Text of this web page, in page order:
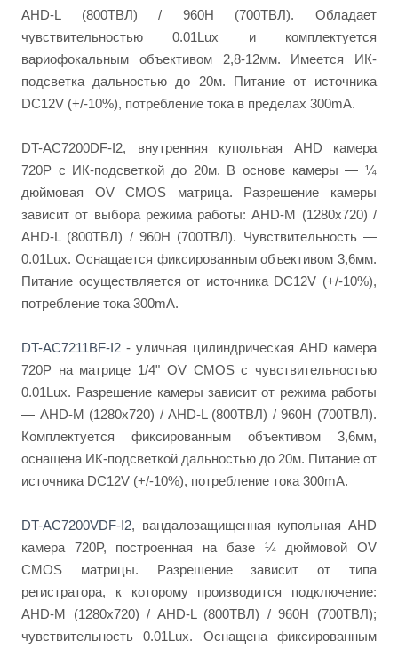
AHD-L (800ТВЛ) / 960H (700ТВЛ). Обладает
чувствительностью 0.01Lux и комплектуется
вариофокальным объективом 2,8-12мм. Имеется ИК-
подсветка дальностью до 20м. Питание от источника
DC12V (+/-10%), потребление тока в пределах 300mA.
DT-AC7200DF-I2, внутренняя купольная AHD камера
720P с ИК-подсветкой до 20м. В основе камеры — ¼
дюймовая OV CMOS матрица. Разрешение камеры
зависит от выбора режима работы: AHD-M (1280x720) /
AHD-L (800ТВЛ) / 960H (700ТВЛ). Чувствительность —
0.01Lux. Оснащается фиксированным объективом 3,6мм.
Питание осуществляется от источника DC12V (+/-10%),
потребление тока 300mA.
DT-AC7211BF-I2 - уличная цилиндрическая AHD камера
720P на матрице 1/4" OV CMOS с чувствительностью
0.01Lux. Разрешение камеры зависит от режима работы
— AHD-M (1280x720) / AHD-L (800ТВЛ) / 960H (700ТВЛ).
Комплектуется фиксированным объективом 3,6мм,
оснащена ИК-подсветкой дальностью до 20м. Питание от
источника DC12V (+/-10%), потребление тока 300mA.
DT-AC7200VDF-I2, вандалозащищенная купольная AHD
камера 720P, построенная на базе ¼ дюймовой OV
CMOS матрицы. Разрешение зависит от типа
регистратора, к которому производится подключение:
AHD-M (1280x720) / AHD-L (800ТВЛ) / 960H (700ТВЛ);
чувствительность 0.01Lux. Оснащена фиксированным